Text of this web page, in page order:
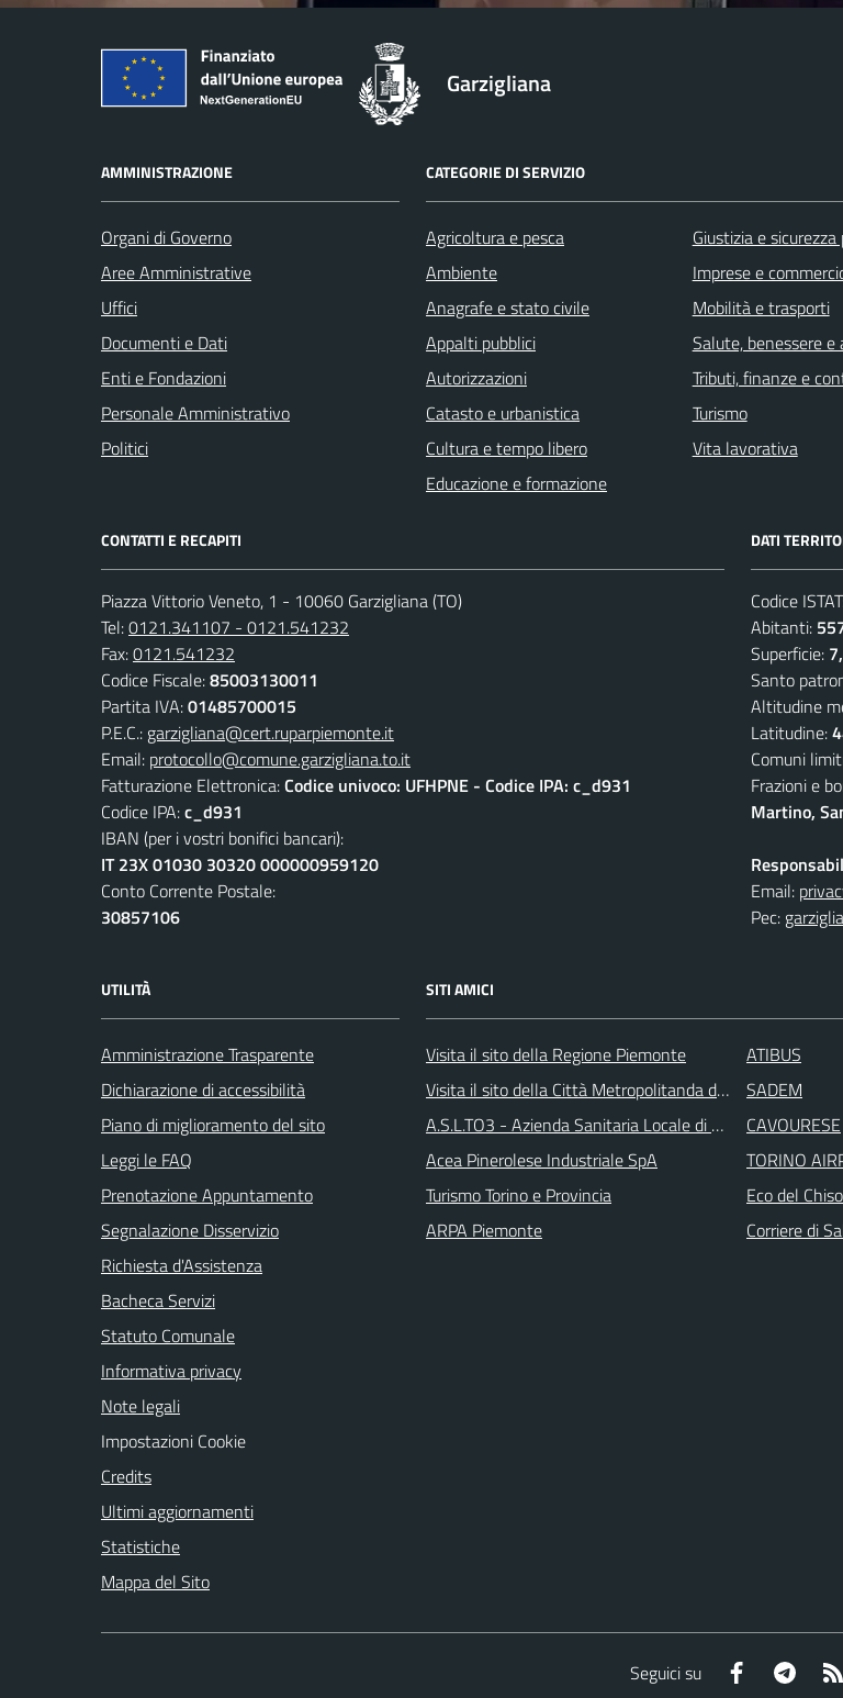
Garzigliana
AMMINISTRAZIONE
Organi di Governo
Aree Amministrative
Uffici
Documenti e Dati
Enti e Fondazioni
Personale Amministrativo
Politici
CATEGORIE DI SERVIZIO
Agricoltura e pesca
Ambiente
Anagrafe e stato civile
Appalti pubblici
Autorizzazioni
Catasto e urbanistica
Cultura e tempo libero
Educazione e formazione
Giustizia e sicurezza
Imprese e
Mobilità e trasporti
Salute, benessere e
Tributi, finanze e
Turismo
Vita lavorativa
CONTATTI E RECAPITI
Piazza Vittorio Veneto, 1 - 10060 Garzigliana (TO)
Tel:0121.341107 - 0121.541232
Fax:0121.541232
Codice Fiscale:85003130011
Partita IVA:01485700015
P.E.C.: garzigliana@cert.ruparpiemonte.it
Email: protocollo@comune.garzigliana.to.it
Fatturazione Elettronica:Codice univoco: UFHPNE - Codice IPA: c_d931
Codice IPA:c_d931
IBAN (per i vostri bonifici bancari):
IT 23X 01030 30320 000000959120
Conto Corrente Postale:
30857106
DATI
Codice
Abitanti:
Superficie:
Santo
Altitudine
Latitudine:
Comuni
Frazioni e
Martino,
Email:
Pec:
UTILITÀ
Amministrazione Trasparente
Dichiarazione di accessibilità
Piano di miglioramento del sito
Leggi le FAQ
Prenotazione Appuntamento
Segnalazione Disservizio
Richiesta d'Assistenza
Bacheca Servizi
Statuto Comunale
Informativa privacy
Note legali
Impostazioni Cookie
Credits
Ultimi aggiornamenti
Statistiche
Mappa del Sito
SITI AMICI
Visita il sito della Regione Piemonte
Visita il sito della Città Metropolitanda di Torino
A.S.L.TO3 - Azienda Sanitaria Locale di Collegno e Pinerolo
Acea Pinerolese Industriale SpA
Turismo Torino e Provincia
ARPA Piemonte
ATIBUS
SADEM
CAVOURESE
TORINO
Eco del
Corriere di
Seguici su Facebook